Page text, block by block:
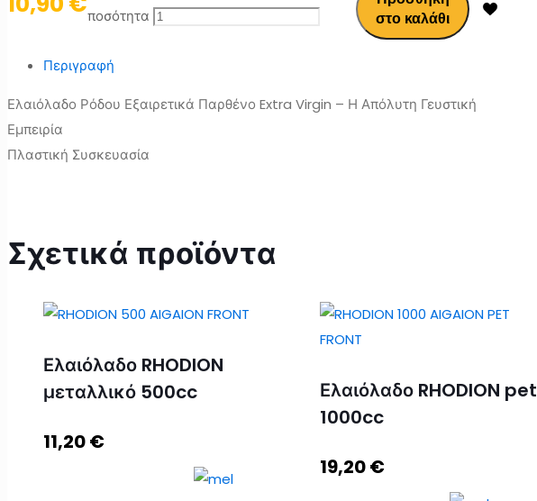
ποσότητα
στο καλάθι
Περιγραφή
Ελαιόλαδο Ρόδου Εξαιρετικά Παρθένο Extra Virgin – Η Απόλυτη Γευστική
Εμπειρία
Πλαστική Συσκευασία
Σχετικά προϊόντα
Ελαιόλαδο RHODION
μεταλλικό 500cc
11,20€
Ελαιόλαδο RHODION pet
1000cc
19,20€